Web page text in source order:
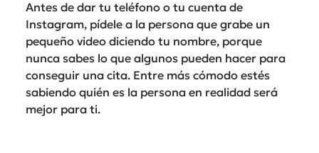
Antes de dar tu teléfono o tu cuenta de
Instagram, pídele a la persona que grabe un
pequeño video diciendo tu nombre, porque
nunca sabes lo que algunos pueden hacer para
conseguir una cita. Entre más cómodo estés
sabiendo quién es la persona en realidad será
mejor para ti.